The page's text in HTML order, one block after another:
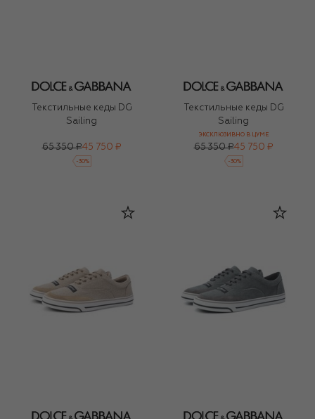
Текстильные кеды DG
Sailing
65 350 ₽45 750 ₽
-30%
Текстильные кеды DG
Sailing
ЭКСКЛЮЗИВНО В ЦУМЕ
65 350 ₽45 750 ₽
-30%